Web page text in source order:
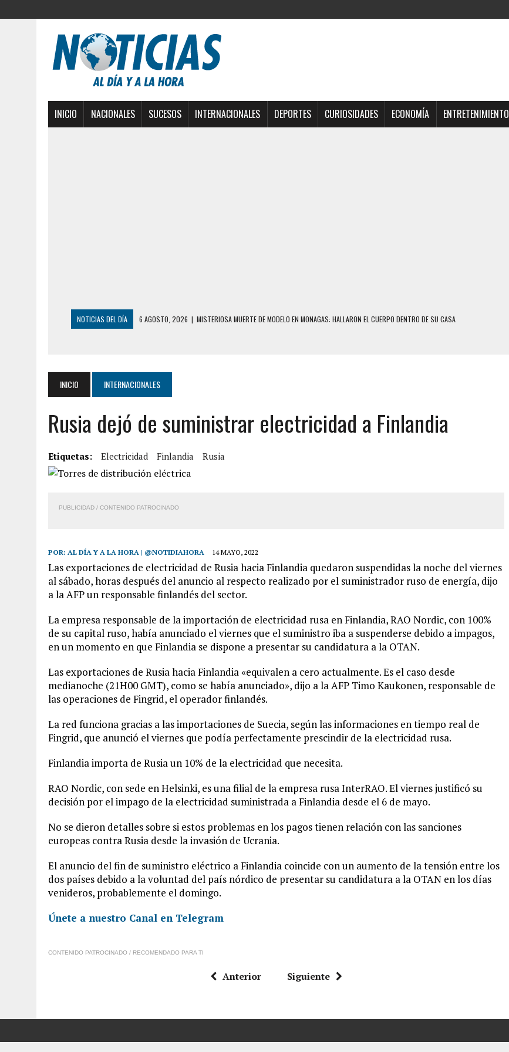
INICIO NACIONALES SUCESOS INTERNACIONALES DEPORTES CURIOSIDADES ECONOMÍA ENTRETENIMIENTO
NOTICIAS DEL DÍA 6 AGOSTO, 2026 | MISTERIOSA MUERTE DE MODELO EN MONAGAS: HALLARON EL CUERPO DENTRO DE SU CASA
5 AGOSTO, 2026 | HORROR EN BARINAS: UN HOMBRE INDUJO AL SUICIDIO A UNA ADOLESCENTE DE 13 AÑOS TRAS ABUSAR DE ELLA
3 AGOSTO, 2026
|
LA INCREÍBLE FORMA EN LA QUE SOBREVIVIÓ UN HOMBRE Y SU FAMILIA TRAS LOS TERREMOTOS: CAYERON DESDE EL PISO NUEVE DEL
EDIFICIO PETUNIA
7 AGOSTO, 2026 | FUGA DE GAS GENERÓ EXPLOSIÓN EN LOCAL COMERCIAL DE CHACAO
7 AGOSTO, 2026 | HOMBRE ASESINÓ A SU TÍA CON UN PUÑAL Y DEJÓ HERIDAS A SU PRIMA Y A OTRO FAMILIAR EN BOLÍVAR
7 AGOSTO, 2026 | LOCALIZARON CUERPO DE ‘LA SEÑORA DE LAS UÑAS BONITAS’ 42 DÍAS DESPUÉS DE LOS TERREMOTOS EN LA GUAIRA
INICIO INTERNACIONALES
Rusia dejó de suministrar electricidad a Finlandia
Etiquetas: Electricidad Finlandia Rusia
PUBLICIDAD / CONTENIDO PATROCINADO
POR: AL DÍA Y A LA HORA | @NOTIDIAHORA 14 MAYO, 2022
Las exportaciones de electricidad de Rusia hacia Finlandia quedaron suspendidas la noche del viernes
al sábado, horas después del anuncio al respecto realizado por el suministrador ruso de energía, dijo
a la AFP un responsable finlandés del sector.
La empresa responsable de la importación de electricidad rusa en Finlandia, RAO Nordic, con 100%
de su capital ruso, había anunciado el viernes que el suministro iba a suspenderse debido a impagos,
en un momento en que Finlandia se dispone a presentar su candidatura a la OTAN.
Las exportaciones de Rusia hacia Finlandia «equivalen a cero actualmente. Es el caso desde
medianoche (21H00 GMT), como se había anunciado», dijo a la AFP Timo Kaukonen, responsable de
las operaciones de Fingrid, el operador finlandés.
La red funciona gracias a las importaciones de Suecia, según las informaciones en tiempo real de
Fingrid, que anunció el viernes que podía perfectamente prescindir de la electricidad rusa.
Finlandia importa de Rusia un 10% de la electricidad que necesita.
RAO Nordic, con sede en Helsinki, es una filial de la empresa rusa InterRAO. El viernes justificó su
decisión por el impago de la electricidad suministrada a Finlandia desde el 6 de mayo.
No se dieron detalles sobre si estos problemas en los pagos tienen relación con las sanciones
europeas contra Rusia desde la invasión de Ucrania.
El anuncio del fin de suministro eléctrico a Finlandia coincide con un aumento de la tensión entre los
dos países debido a la voluntad del país nórdico de presentar su candidatura a la OTAN en los días
venideros, probablemente el domingo.
Únete a nuestro Canal en Telegram
CONTENIDO PATROCINADO / RECOMENDADO PARA TI
Anterior Siguiente